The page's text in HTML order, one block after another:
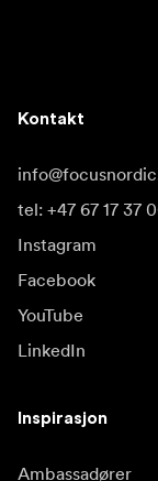
Kontakt
tel: +47 67 17 37
Instagram
Facebook
YouTube
LinkedIn
Inspirasjon
Ambassadører